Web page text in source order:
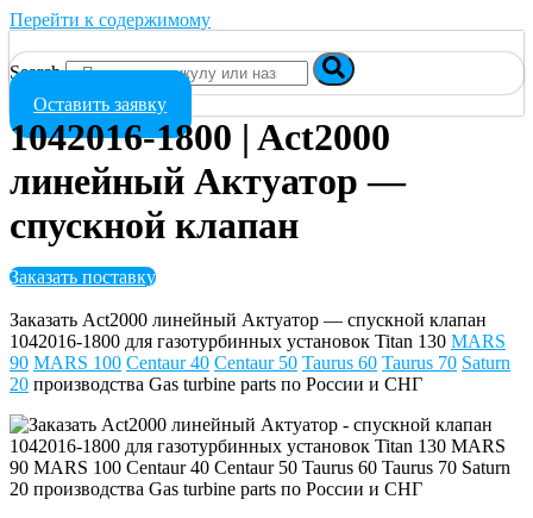
Перейти к содержимому
Search
Оставить заявку
1042016-1800 | Act2000
линейный Актуатор —
спускной клапан
Заказать поставку
Заказать Act2000 линейный Актуатор — спускной клапан
1042016-1800 для газотурбинных установок Titan 130 MARS
90 MARS 100 Centaur 40 Centaur 50 Taurus 60 Taurus 70 Saturn
20 производства Gas turbine parts по России и СНГ